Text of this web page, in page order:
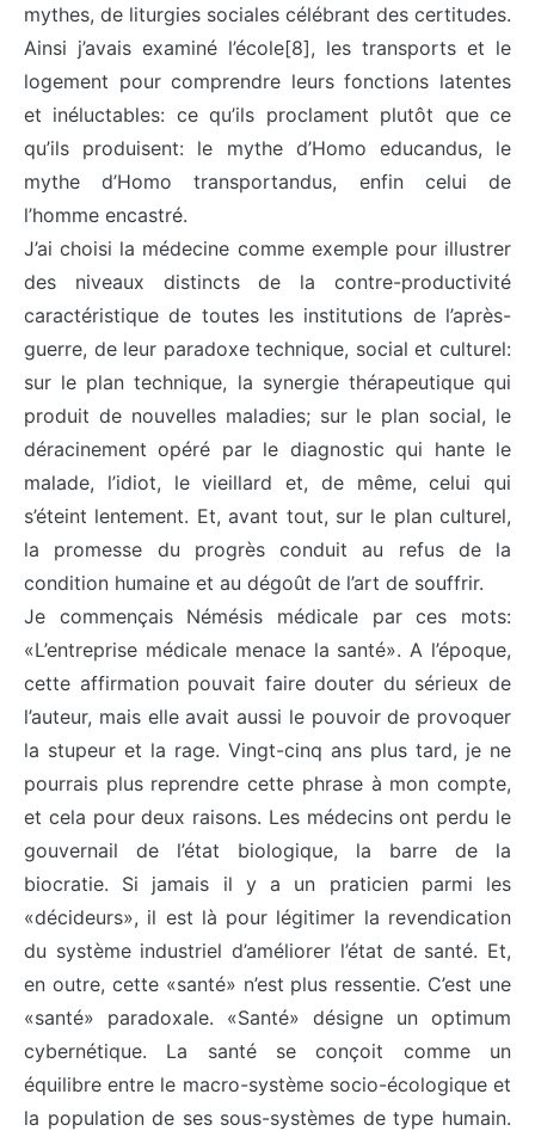
mythes, de liturgies sociales célébrant des certitudes.
Ainsi j’avais examiné l’école[8], les transports et le
logement pour comprendre leurs fonctions latentes
et inéluctables: ce qu’ils proclament plutôt que ce
qu’ils produisent: le mythe d’Homo educandus, le
mythe d’Homo transportandus, enfin celui de
l’homme encastré.
J’ai choisi la médecine comme exemple pour illustrer
des niveaux distincts de la contre-productivité
caractéristique de toutes les institutions de l’après-
guerre, de leur paradoxe technique, social et culturel:
sur le plan technique, la synergie thérapeutique qui
produit de nouvelles maladies; sur le plan social, le
déracinement opéré par le diagnostic qui hante le
malade, l’idiot, le vieillard et, de même, celui qui
s’éteint lentement. Et, avant tout, sur le plan culturel,
la promesse du progrès conduit au refus de la
condition humaine et au dégoût de l’art de souffrir.
Je commençais Némésis médicale par ces mots:
«L’entreprise médicale menace la santé». A l’époque,
cette affirmation pouvait faire douter du sérieux de
l’auteur, mais elle avait aussi le pouvoir de provoquer
la stupeur et la rage. Vingt-cinq ans plus tard, je ne
pourrais plus reprendre cette phrase à mon compte,
et cela pour deux raisons. Les médecins ont perdu le
gouvernail de l’état biologique, la barre de la
biocratie. Si jamais il y a un praticien parmi les
«décideurs», il est là pour légitimer la revendication
du système industriel d’améliorer l’état de santé. Et,
en outre, cette «santé» n’est plus ressentie. C’est une
«santé» paradoxale. «Santé» désigne un optimum
cybernétique. La santé se conçoit comme un
équilibre entre le macro-système socio-écologique et
la population de ses sous-systèmes de type humain.